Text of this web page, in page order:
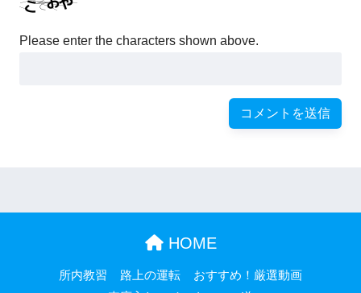
Please enter the characters shown above.
HOME
所内教習 路上の運転
おすすめ！厳選動画